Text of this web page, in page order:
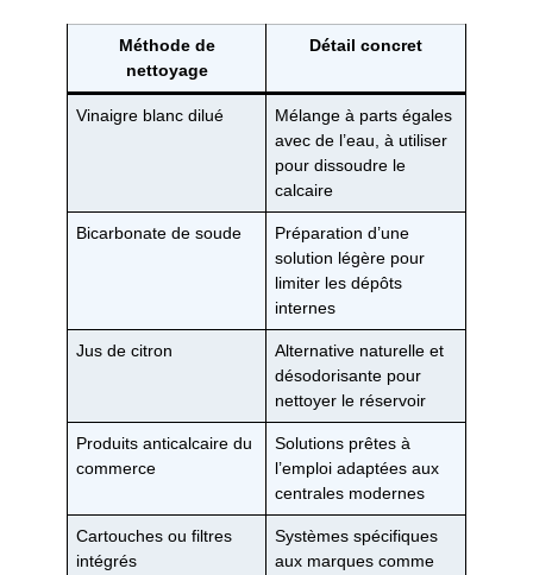
Méthode de
nettoyage
Détail concret
Vinaigre blanc dilué
Mélange à parts égales
avec de l’eau, à utiliser
pour dissoudre le
calcaire
Bicarbonate de soude
Préparation d’une
solution légère pour
limiter les dépôts
internes
Jus de citron
Alternative naturelle et
désodorisante pour
nettoyer le réservoir
Produits anticalcaire du
commerce
Solutions prêtes à
l’emploi adaptées aux
centrales modernes
Cartouches ou filtres
intégrés
Systèmes spécifiques
aux marques comme